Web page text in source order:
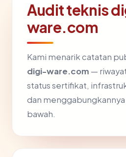
Audit teknis
ware.com
Kami menarik catatan
digi-ware.com —
status sertifikat,
dan
bawah.